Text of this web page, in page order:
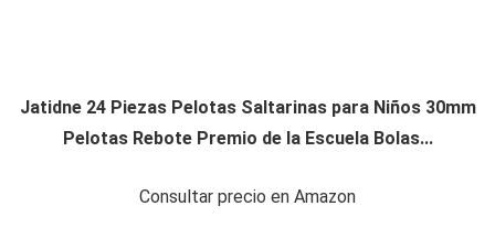
Jatidne 24 Piezas Pelotas Saltarinas para Niños 30mm
Pelotas Rebote Premio de la Escuela Bolas...
Consultar precio en Amazon